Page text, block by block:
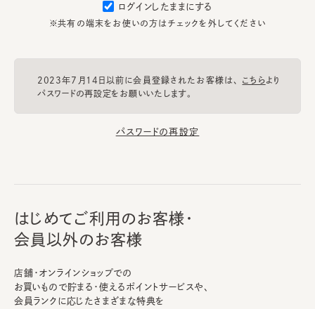
ログインしたままにする
※共有の端末をお使いの方はチェックを外してください
2023年7月14日以前に会員登録されたお客様は、 こちらより
パスワードの再設定をお願いいたします。
パスワードの再設定
はじめてご利用のお客様・
会員以外のお客様
店舗・オンラインショップでの
お買いもので貯まる・使えるポイントサービスや、
会員ランクに応じたさまざまな特典を